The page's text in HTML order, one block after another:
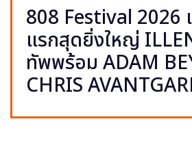
808 Festival 2026
แรกสุดยิ่งใหญ่
ทัพพร้อม ADAM
CHRIS